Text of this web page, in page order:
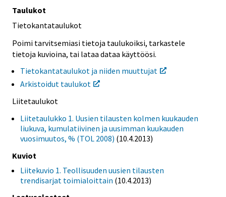
Taulukot
Tietokantataulukot
Poimi tarvitsemiasi tietoja taulukoiksi, tarkastele
tietoja kuvioina, tai lataa dataa käyttöösi.
Tietokantataulukot ja niiden muuttujat
Arkistoidut taulukot
Liitetaulukot
Liitetaulukko 1. Uusien tilausten kolmen kuukauden
liukuva, kumulatiivinen ja uusimman kuukauden
vuosimuutos, % (TOL 2008) (10.4.2013)
Kuviot
Liitekuvio 1. Teollisuuden uusien tilausten
trendisarjat toimialoittain (10.4.2013)